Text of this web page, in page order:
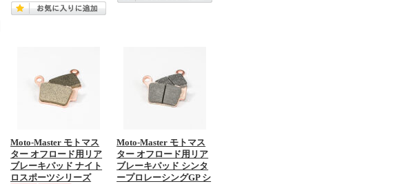
Moto-Master モトマス
ター オフロード用リア
ブレーキパッド ナイト
ロスポーツシリーズ
Moto-Master モトマス
ター オフロード用リア
ブレーキパッド シンタ
ープロレーシングGP シ